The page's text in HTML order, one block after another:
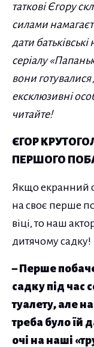
таткові Єгору
силами
дати
серіалу
вони готувалися
ексклюзивні
читайте!
ЄГОР
ПЕРШОГО
Якщо екранний
на своє перше
віці, то наш
дитячому садку!
– Перше
садку під час
туалету, але
треба було їй
очі на наші